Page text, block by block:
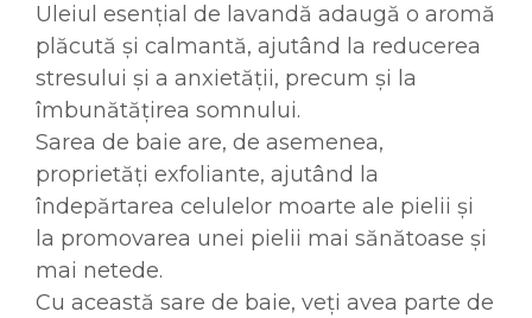
Uleiul esențial de lavandă adaugă o aromă
plăcută și calmantă, ajutând la reducerea
stresului și a anxietății, precum și la
îmbunătățirea somnului.
Sarea de baie are, de asemenea,
proprietăți exfoliante, ajutând la
îndepărtarea celulelor moarte ale pielii și
la promovarea unei pielii mai sănătoase și
mai netede.
Cu această sare de baie, veți avea parte de